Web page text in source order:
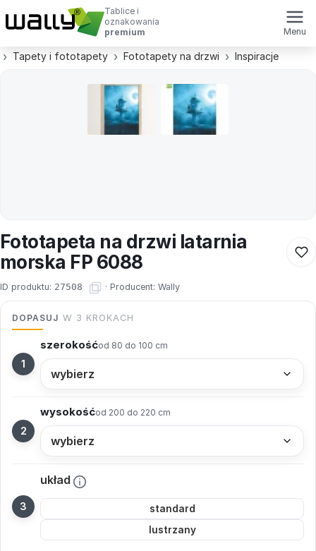
Tablice i
oznakowania
premium
Menu
Tapety i fototapety Fototapety na drzwi Inspiracje
Fototapeta na drzwi latarnia
morska FP 6088
ID produktu: 27508 · Producent: Wally
DOPASUJ W 3 KROKACH
szerokośćod 80 do 100 cm
wysokośćod 200 do 220 cm
układ
standard
lustrzany